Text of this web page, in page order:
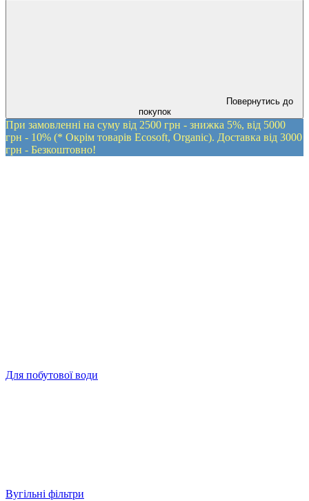
Повернутись до
покупок
При замовленні на суму від 2500 грн - знижка 5%, від 5000
грн - 10% (* Окрім товарів Ecosoft, Organic). Доставка від 3000
грн - Безкоштовно!
Для побутової води
Вугільні фільтри